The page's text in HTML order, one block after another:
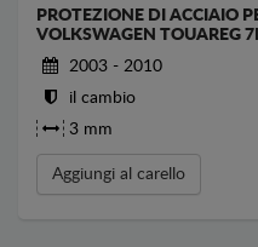
PROTEZIONE DI ACCIAIO
VOLKSWAGEN TOUAREG
2003 - 2010
il cambio
3 mm
Aggiungi al carello